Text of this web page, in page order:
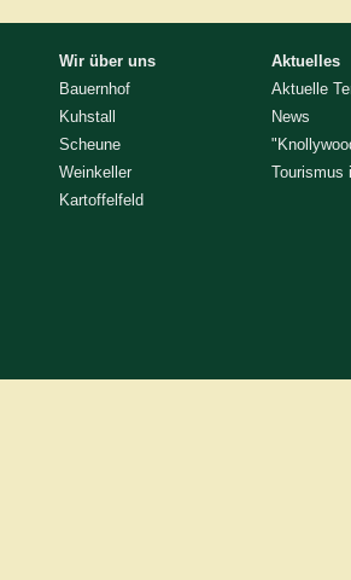
Wir über uns
Bauernhof
Kuhstall
Scheune
Weinkeller
Kartoffelfeld
Aktuelles
Aktuelle
News
Tourismus